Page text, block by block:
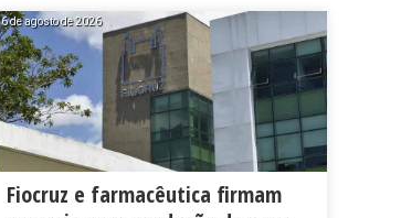
6 de agosto de 2026
Fiocruz e farmacêutica firmam